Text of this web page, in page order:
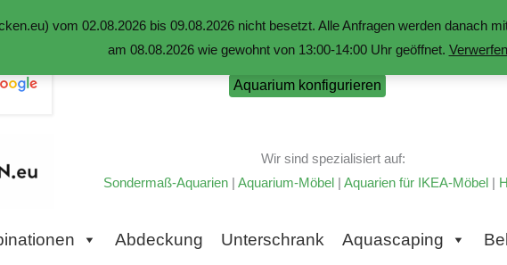
vom 02.08.2026 bis 09.08.2026 nicht besetzt. Alle Anfragen werden danach
am 08.08.2026 wie gewohnt von 13:00-14:00 Uhr geöffnet. Verwerfen
Aquarium konfigurieren
Wir sind spezialisiert auf:
Sondermaß-Aquarien | Aquarium-Möbel | Aquarien für IKEA-Möbel |
Abdeckung Unterschrank Aquascaping